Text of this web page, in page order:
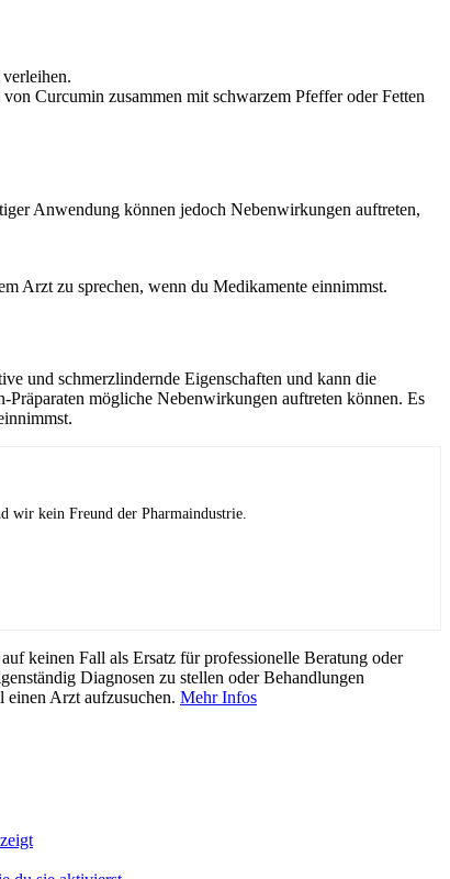
Curcumin zusammen mit schwarzem Pfeffer oder Fetten
Anwendung können jedoch Nebenwirkungen auftreten,
Arzt zu sprechen, wenn du Medikamente einnimmst.
und schmerzlindernde Eigenschaften und kann die
mögliche Nebenwirkungen auftreten können. Es
wir kein Freund der Pharmaindustrie.
keinen Fall als Ersatz für professionelle Beratung oder
Diagnosen zu stellen oder Behandlungen
einen Arzt aufzusuchen. Mehr Infos